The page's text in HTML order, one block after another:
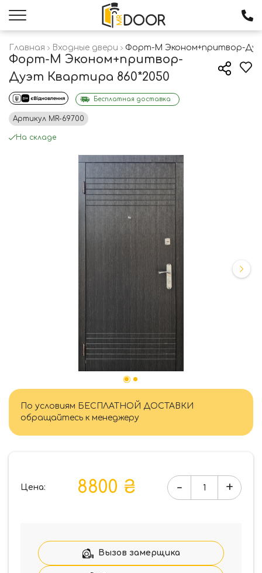
Главная Входные двери Форт-М Эконом+притвор-
Форт-М Эконом+притвор-
Дуэт Квартира 860*2050
Бесплатная доставка
Артикул MR-69700
На складе
По условиям БЕСПЛАТНОЙ ДОСТАВКИ
обращайтесь к менеджеру
Цена: 8800 ₴
Количество
Эконом+притвор-
Дуэт
Квартира
- +
Вызов замерщика